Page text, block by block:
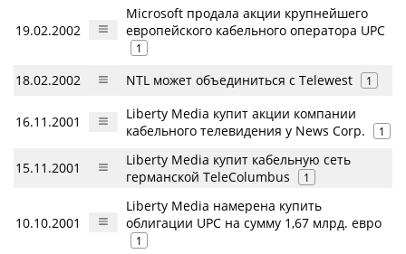
19.02.2002
Microsoft продала акции крупнейшего
европейского кабельного оператора UPC
1
18.02.2002 NTL может объединиться с Telewest 1
16.11.2001
Liberty Media купит акции компании
кабельного телевидения у News Corp.
1
15.11.2001
Liberty Media купит кабельную сеть
германской TeleColumbus
1
10.10.2001
Liberty Media намерена купить
облигации UPC на сумму 1,67 млрд. евро
1